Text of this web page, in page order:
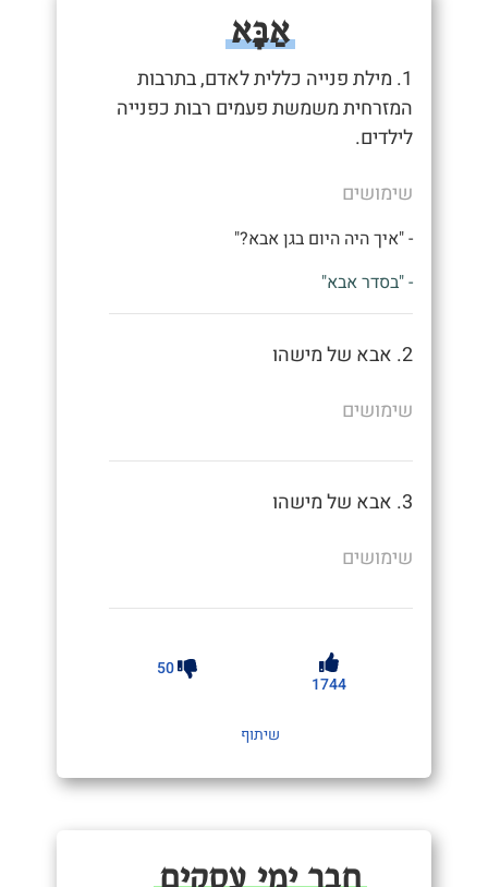
אַבָּא
1. מילת פנייה כללית לאדם, בתרבות
המזרחית משמשת פעמים רבות כפנייה
לילדים.
שימושים
- "איך היה היום בגן אבא?"
- "בסדר אבא"
2. אבא של מישהו
שימושים
3. אבא של מישהו
שימושים
1744
50
שיתוף
חֲבֵר יְמֵי עֲסָקִים